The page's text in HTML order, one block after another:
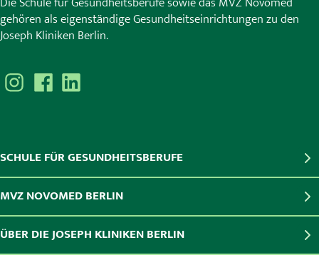
gehören als eigenständige Gesundheitseinrichtungen zu den
Joseph Kliniken Berlin.
SCHULE FÜR GESUNDHEITSBERUFE
MVZ NOVOMED BERLIN
ÜBER DIE JOSEPH KLINIKEN BERLIN